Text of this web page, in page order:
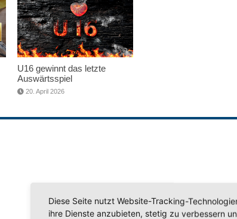
U16 gewinnt das letzte
Auswärtsspiel
20. April 2026
Diese Seite nutzt Website-Tracking-
ihre Dienste anzubieten, stetig zu verbessern